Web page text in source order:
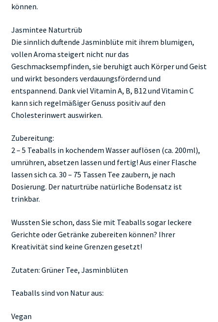
können.
Jasmintee Naturtrüb
Die sinnlich duftende Jasminblüte mit ihrem blumigen,
vollen Aroma steigert nicht nur das
Geschmacksempfinden, sie beruhigt auch Körper und Geist
und wirkt besonders verdauungsfördernd und
entspannend. Dank viel Vitamin A, B, B12 und Vitamin C
kann sich regelmäßiger Genuss positiv auf den
Cholesterinwert auswirken.
Zubereitung:
2 – 5 Teaballs in kochendem Wasser auflösen (ca. 200ml),
umrühren, absetzen lassen und fertig! Aus einer Flasche
lassen sich ca. 30 – 75 Tassen Tee zaubern, je nach
Dosierung. Der naturtrübe natürliche Bodensatz ist
trinkbar.
Wussten Sie schon, dass Sie mit Teaballs sogar leckere
Gerichte oder Getränke zubereiten können? Ihrer
Kreativität sind keine Grenzen gesetzt!
Zutaten: Grüner Tee, Jasminblüten
Teaballs sind von Natur aus:
Vegan